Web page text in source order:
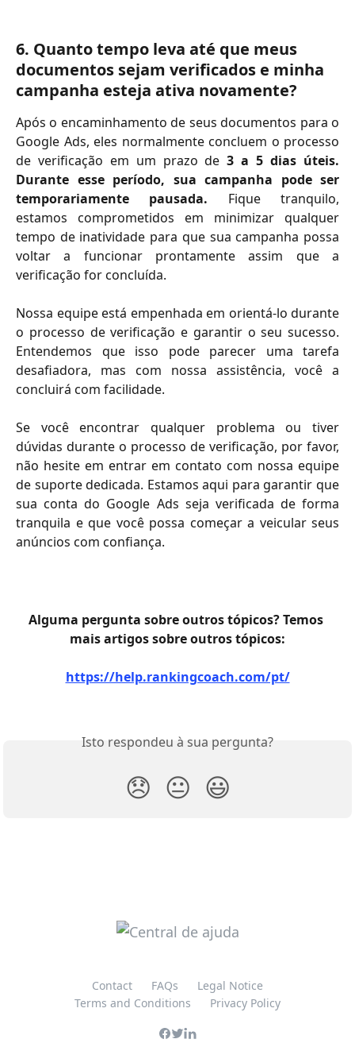
6. Quanto tempo leva até que meus
documentos sejam verificados e minha
campanha esteja ativa novamente?
Após o encaminhamento de seus documentos para o
Google Ads, eles normalmente concluem o processo
de verificação em um prazo de3 a 5 dias úteis.
Durante esse período, sua campanha pode ser
temporariamente pausada. Fique tranquilo,
estamos comprometidos em minimizar qualquer
tempo de inatividade para que sua campanha possa
voltar a funcionar prontamente assim que a
verificação for concluída.
Nossa equipe está empenhada em orientá-lo durante
o processo de verificação e garantir o seu sucesso.
Entendemos que isso pode parecer uma tarefa
desafiadora, mas com nossa assistência, você a
concluirá com facilidade.
Se você encontrar qualquer problema ou tiver
dúvidas durante o processo de verificação, por favor,
não hesite em entrar em contato com nossa equipe
de suporte dedicada. Estamos aqui para garantir que
sua conta do Google Ads seja verificada de forma
tranquila e que você possa começar a veicular seus
anúncios com confiança.
Alguma pergunta sobre outros tópicos? Temos
mais artigos sobre outros tópicos:
https://help.rankingcoach.com/pt/
Isto respondeu à sua pergunta?
😞 😐 😃
Contact FAQs
Legal Notice
Terms and Conditions
Privacy Policy